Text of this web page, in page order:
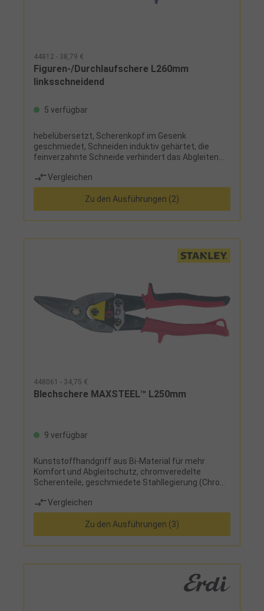
44812 - 38,79 €
Figuren-/Durchlaufschere L260mm
linksschneidend
5 verfügbar
hebelübersetzt, Scherenkopf im Gesenk
geschmiedet, Schneiden induktiv gehärtet, die
feinverzahnte Schneide verhindert das Abgleiten
Vergleichen
Zu den Ausführungen (2)
448061 - 34,75 €
Blechschere MAXSTEEL™ L250mm
9 verfügbar
Kunststoffhandgriff aus Bi-Material für mehr
Komfort und Abgleitschutz, chromveredelte
Scherenteile, geschmiedete Stahllegierung (Chrom-
Handhabung, Einhandbedienung durch
automatischen Schnappriegel, löst sich mit Druck
auf den Griff, doppelt beschlagene Feder für lange
Lebensdauer
Vergleichen
Zu den Ausführungen (3)